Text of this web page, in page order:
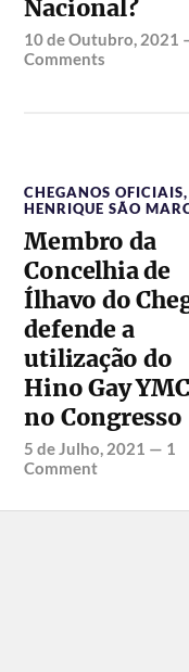
Nacional?
10 de Outubro, 2021
Comments
CHEGANOS OFICIAIS,
HENRIQUE SÃO
Membro da
Concelhia de
Ílhavo do
defende a
utilização do
Hino Gay
no Congresso
5 de Julho, 2021 — 1
Comment